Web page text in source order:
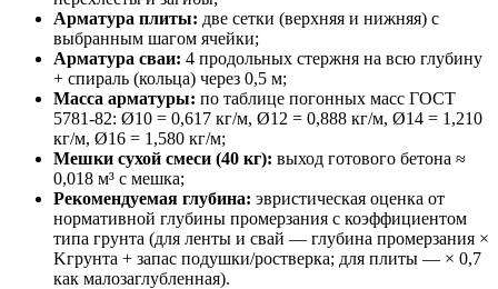
Арматура плиты: две сетки (верхняя и нижняя) с
выбранным шагом ячейки;
Арматура сваи: 4 продольных стержня на всю глубину
+ спираль (кольца) через 0,5 м;
Масса арматуры: по таблице погонных масс ГОСТ
5781-82: Ø10 = 0,617 кг/м, Ø12 = 0,888 кг/м, Ø14 = 1,210
кг/м, Ø16 = 1,580 кг/м;
Мешки сухой смеси (40 кг): выход готового бетона ≈
0,018 м³ с мешка;
Рекомендуемая глубина: эвристическая оценка от
нормативной глубины промерзания с коэффициентом
типа грунта (для ленты и свай — глубина промерзания ×
Kгрунта + запас подушки/ростверка; для плиты — × 0,7
как малозаглубленная).